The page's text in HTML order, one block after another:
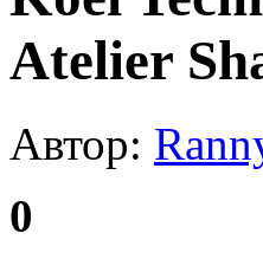
Atelier
Автор:
0